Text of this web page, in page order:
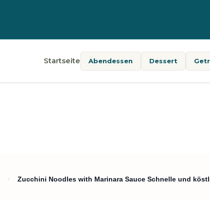
Startseite Abendessen Dessert
Zucchini Noodles with Marinara Sauce Schnelle und